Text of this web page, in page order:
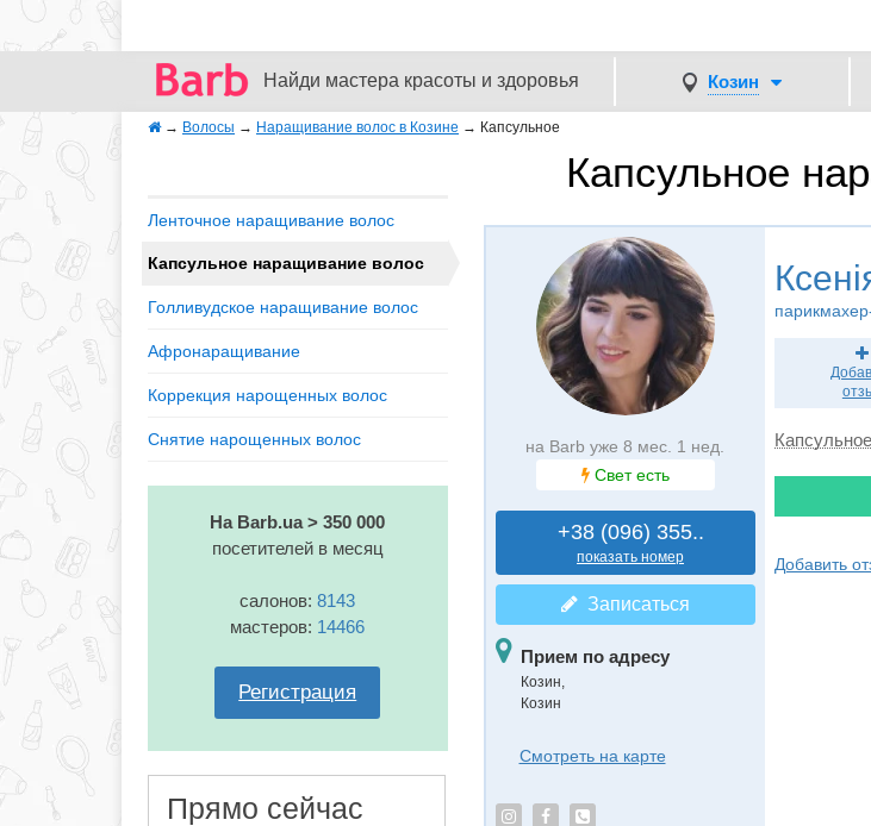
Найди мастера красоты и здоровья Козин
→ Волосы → Наращивание волос в Козине → Капсульное
Капсульное
Ленточное наращивание волос
Капсульное наращивание волос
Голливудское наращивание волос
Афронаращивание
Коррекция нарощенных волос
Снятие нарощенных волос
На Barb.ua > 350 000
посетителей в месяц
салонов:8143
мастеров: 14466
Регистрация
Прямо сейчас
на Barb уже 8 мес. 1 нед.
Свет есть
+38 (096) 355..
показать номер
Записаться
Прием по адресу
Козин,
Козин
Смотреть на карте
Добавить